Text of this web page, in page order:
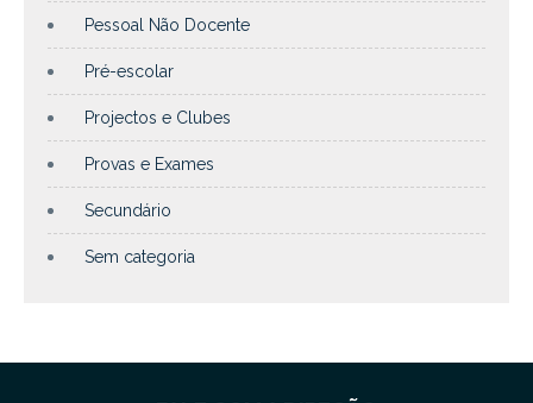
Pessoal Não Docente
Pré-escolar
Projectos e Clubes
Provas e Exames
Secundário
Sem categoria